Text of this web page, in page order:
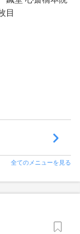
全てのメニューを見る